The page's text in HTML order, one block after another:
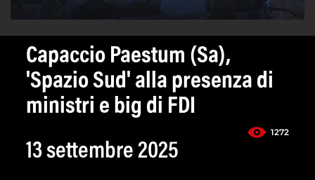
Capaccio Paestum (Sa),
'Spazio Sud' alla presenza di
ministri e big di FDI
1272
13 settembre 2025